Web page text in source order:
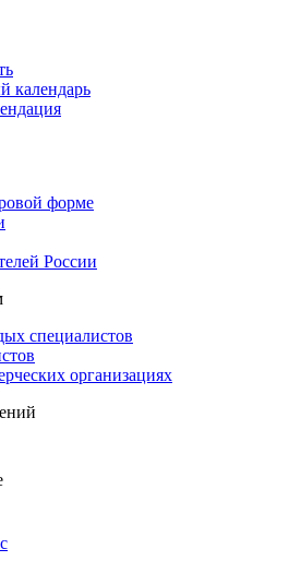
календарь
форме
России
специалистов
организациях